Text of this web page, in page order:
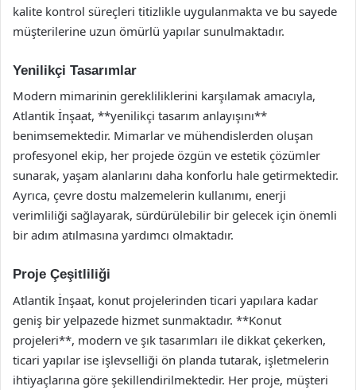
kalite kontrol süreçleri titizlikle uygulanmakta ve bu sayede
müşterilerine uzun ömürlü yapılar sunulmaktadır.
Yenilikçi Tasarımlar
Modern mimarinin gerekliliklerini karşılamak amacıyla,
Atlantik İnşaat, **yenilikçi tasarım anlayışını**
benimsemektedir. Mimarlar ve mühendislerden oluşan
profesyonel ekip, her projede özgün ve estetik çözümler
sunarak, yaşam alanlarını daha konforlu hale getirmektedir.
Ayrıca, çevre dostu malzemelerin kullanımı, enerji
verimliliği sağlayarak, sürdürülebilir bir gelecek için önemli
bir adım atılmasına yardımcı olmaktadır.
Proje Çeşitliliği
Atlantik İnşaat, konut projelerinden ticari yapılara kadar
geniş bir yelpazede hizmet sunmaktadır. **Konut
projeleri**, modern ve şık tasarımları ile dikkat çekerken,
ticari yapılar ise işlevselliği ön planda tutarak, işletmelerin
ihtiyaçlarına göre şekillendirilmektedir. Her proje, müşteri